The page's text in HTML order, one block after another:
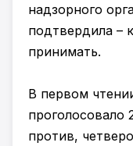
надзорного
подтвердила –
принимать.
В первом
проголосовало
против,